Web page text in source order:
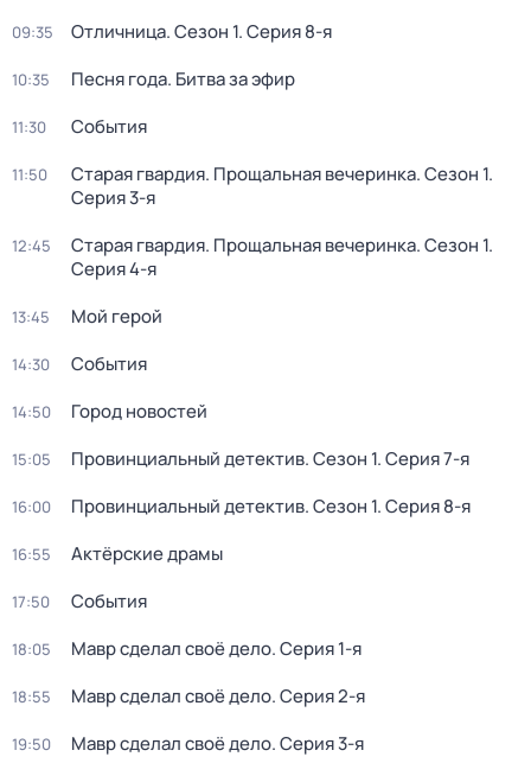
09:35 Отличница. Сезон 1. Серия 8-я
10:35 Песня года. Битва за эфир
11:30 События
11:50 Старая гвардия. Прощальная вечеринка. Сезон 1.
Серия 3-я
12:45 Старая гвардия. Прощальная вечеринка. Сезон 1.
Серия 4-я
13:45 Мой герой
14:30 События
14:50 Город новостей
15:05 Провинциальный детектив. Сезон 1. Серия 7-я
16:00 Провинциальный детектив. Сезон 1. Серия 8-я
16:55 Актёрские драмы
17:50 События
18:05 Мавр сделал своё дело. Серия 1-я
18:55 Мавр сделал своё дело. Серия 2-я
19:50 Мавр сделал своё дело. Серия 3-я